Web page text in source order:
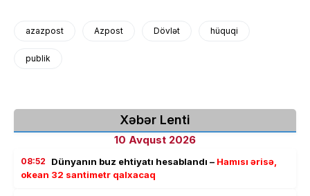
azazpost Azpost Dövlət hüquqi
publik
Xəbər Lenti
10 Avqust 2026
08:52 Dünyanın buz ehtiyatı hesablandı – Hamısı ərisə,
okean 32 santimetr qalxacaq